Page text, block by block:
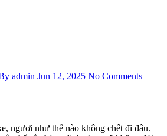
admin Jun 12, 2025 No Comments